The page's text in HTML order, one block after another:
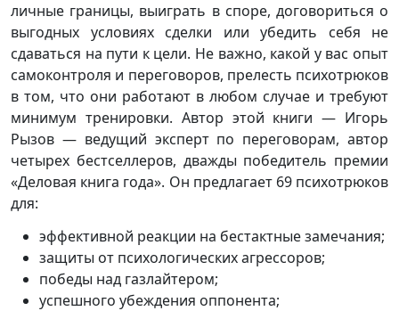
личные границы, выиграть в споре, договориться о
выгодных условиях сделки или убедить себя не
сдаваться на пути к цели. Не важно, какой у вас опыт
самоконтроля и переговоров, прелесть психотрюков
в том, что они работают в любом случае и требуют
минимум тренировки. Автор этой книги — Игорь
Рызов — ведущий эксперт по переговорам, автор
четырех бестселлеров, дважды победитель премии
«Деловая книга года». Он предлагает 69 психотрюков
для:
эффективной реакции на бестактные замечания;
защиты от психологических агрессоров;
победы над газлайтером;
успешного убеждения оппонента;